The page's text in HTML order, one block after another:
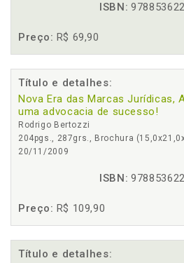
ISBN:
Preço: R$ 69,90
Título e detalhes:
Nova Era das Marcas Jurídicas,
uma advocacia de sucesso!
Rodrigo Bertozzi
204pgs., 287grs., Brochura
20/11/2009
ISBN:
Preço: R$ 109,90
Título e detalhes: